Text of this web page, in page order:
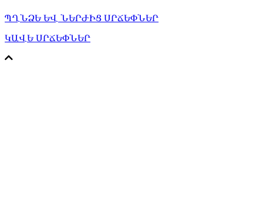
ՊՂՆՁԵ ԵՎ ՆԵՐԺԻՑ ՍՐՃԵՓՆԵՐ
ԿԱՎԵ ՍՐՃԵՓՆԵՐ